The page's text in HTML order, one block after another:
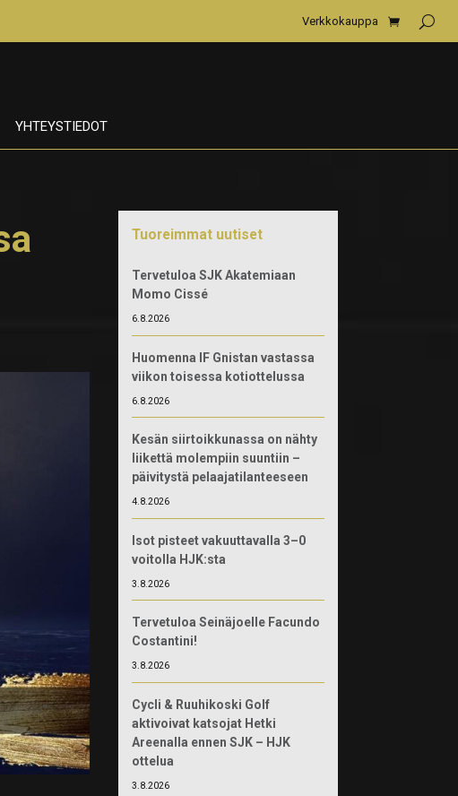
Verkkokauppa
YHTEYSTIEDOT
Tuoreimmat uutiset
Tervetuloa SJK Akatemiaan
Momo Cissé
6.8.2026
Huomenna IF Gnistan vastassa
viikon toisessa kotiottelussa
6.8.2026
Kesän siirtoikkunassa on nähty
liikettä molempiin suuntiin –
päivitystä pelaajatilanteeseen
4.8.2026
Isot pisteet vakuuttavalla 3–0
voitolla HJK:sta
3.8.2026
Tervetuloa Seinäjoelle Facundo
Costantini!
3.8.2026
Cycli & Ruuhikoski Golf
aktivoivat katsojat Hetki
Areenalla ennen SJK – HJK
ottelua
3.8.2026